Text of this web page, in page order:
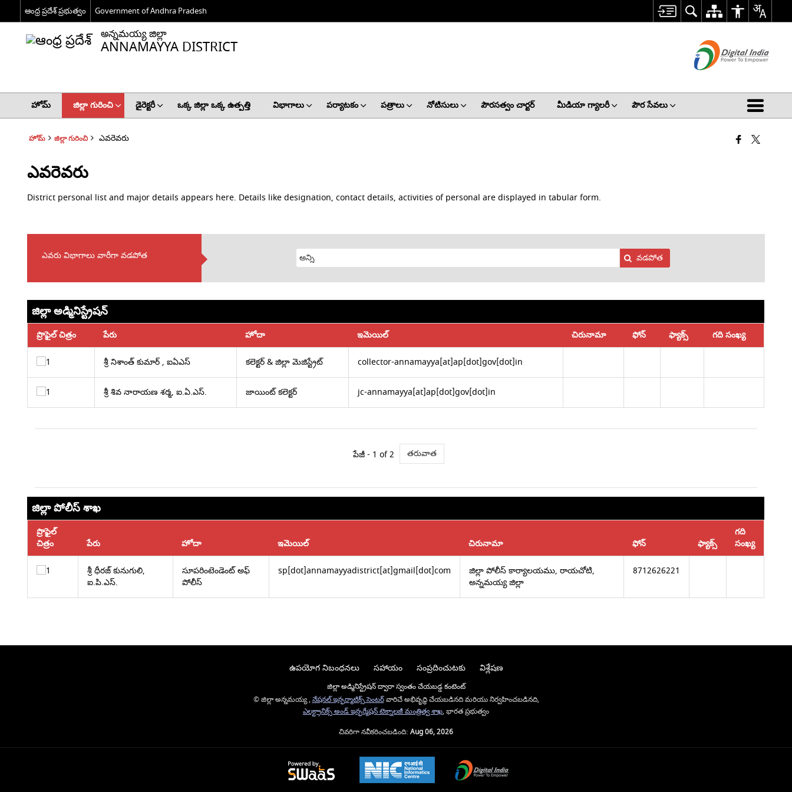
ఆంధ్ర ప్రదేశ్ ప్రభుత్వం Government of Andhra Pradesh
అన్నమయ్య జిల్లా
ANNAMAYYA DISTRICT
హోమ్ జిల్లా గురించి డైరెక్టరీ ఒక్క జిల్లా ఒక్క ఉత్పత్తి విభాగాలు పర్యాటకం పత్రాలు నోటిసులు పౌరసత్వం చార్టర్ మీడియా గ్యాలరీ పౌర సేవలు
హోమ్ జిల్లా గురించి ఎవరెవరు
ఎవరెవరు
District personal list and major details appears here. Details like designation, contact details, activities of personal are displayed in tabular form.
ఎవరు విభాగాలు వారీగా వడపోత వడపోత
జిల్లా అడ్మినిస్ట్రేషన్
ప్రొఫైల్ చిత్రం పేరు హోదా ఇమెయిల్ చిరునామా ఫోన్ ఫ్యాక్స్ గది సంఖ్య
శ్రీ నిశాంత్ కుమార్ , ఐఏఎస్ కలెక్టర్ & జిల్లా మెజిస్ట్రేట్ collector-annamayya[at]ap[dot]gov[dot]in
శ్రీ శివ నారాయణ శర్మ, ఐ.ఏ.ఎస్. జాయింట్ కలెక్టర్ jc-annamayya[at]ap[dot]gov[dot]in
పేజీ - 1 of 2 తరువాత
జిల్లా పోలీస్ శాఖ
ప్రొఫైల్
చిత్రం
పేరు హోదా ఇమెయిల్ చిరునామా ఫోన్ ఫ్యాక్స్
గది
సంఖ్య
శ్రీ ధీరజ్ కునుగులి,
ఐ.పి.ఎస్.
సూపరింటెండెంట్ అఫ్
పోలీస్
sp[dot]annamayyadistrict[at]gmail[dot]com
జిల్లా పోలీస్ కార్యాలయము, రాయచోటి,
అన్నమయ్య జిల్లా
8712626221
ఉపయోగ నిబంధనలు సహాయం సంప్రదించుటకు విశ్లేషణ
జిల్లా అడ్మినిస్ట్రేషన్ ద్వారా స్వంతం చేయబడ్డ కంటెంట్
© జిల్లా అన్నమయ్య , నేషనల్ ఇన్ఫర్మాటిక్స్ సెంటర్వారిచే అభివృద్ధి చేయబడినది మరియు నిర్వహించబడినది,
ఎలక్ట్రానిక్స్ అండ్ ఇన్ఫర్మేషన్ టెక్నాలజీ మంత్రిత్వ శాఖ, భారత ప్రభుత్వం
చివరిగా నవీకరించబడింది: Aug 06, 2026